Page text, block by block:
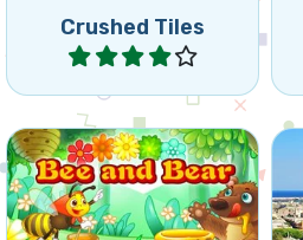
Bee and Bear
Deja a tu abeja llevar la miel
al oso hambriento.
Jugar